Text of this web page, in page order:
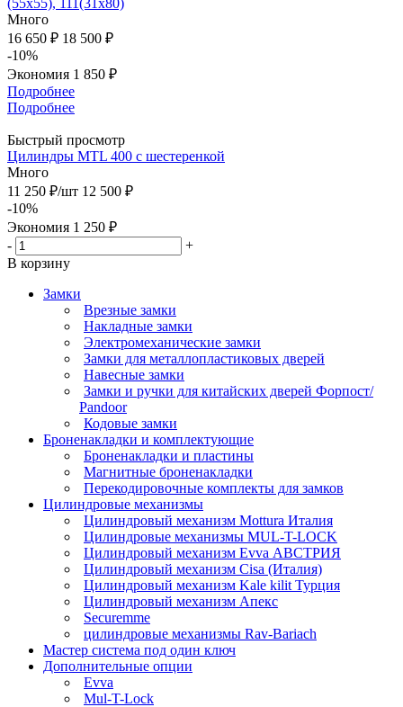
Много
16 650 ₽ 18 500 ₽
-10%
Экономия 1 850 ₽
Подробнее
Подробнее
Быстрый просмотр
Цилиндры MTL 400 с шестеренкой
Много
11 250 ₽/шт 12 500 ₽
-10%
Экономия 1 250 ₽
-
+
В корзину
Замки
Врезные замки
Накладные замки
Электромеханические замки
Замки для металлопластиковых дверей
Навесные замки
Замки и ручки для китайских дверей Форпост/
Раndoor
Кодовые замки
Броненакладки и комплектующие
Броненакладки и пластины
Магнитные броненакладки
Перекодировочные комплекты для замков
Цилиндровые механизмы
Цилиндровый механизм Mottura Италия
Цилиндровые механизмы MUL-T-LOCK
Цилиндровый механизм Evva АВСТРИЯ
Цилиндровый механизм Cisa (Италия)
Цилиндровый механизм Kale kilit Турция
Цилиндровый механизм Апекс
Securemme
цилиндровые механизмы Rav-Bariach
Мастер система под один ключ
Дополнительные опции
Evva
Mul-T-Lock